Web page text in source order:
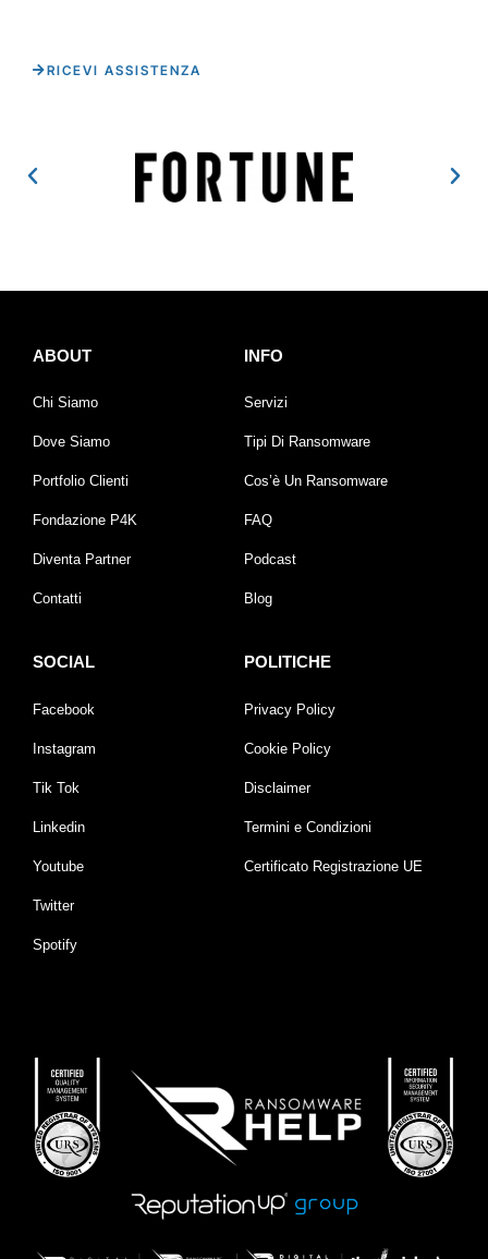
RICEVI ASSISTENZA
ABOUT
Chi Siamo
Dove Siamo
Portfolio Clienti
Fondazione P4K
Diventa Partner
Contatti
INFO
Servizi
Tipi Di Ransomware
Cos’è Un Ransomware
FAQ
Podcast
Blog
SOCIAL
Facebook
Instagram
Tik Tok
Linkedin
Youtube
Twitter
Spotify
POLITICHE
Privacy Policy
Cookie Policy
Disclaimer
Termini e Condizioni
Certificato Registrazione UE